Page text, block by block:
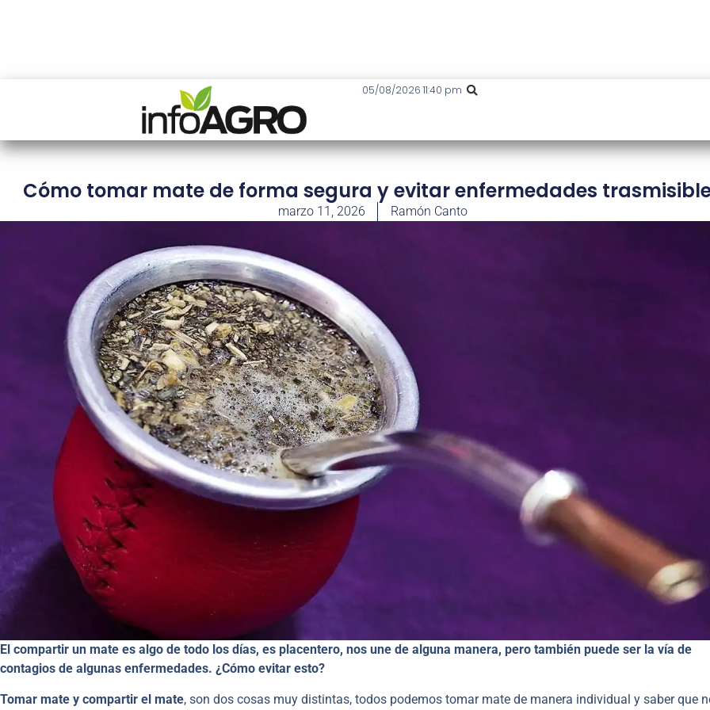
05/08/2026 11:40 pm
Cómo tomar mate de forma segura y evitar enfermedades
marzo 11, 2026 Ramón Canto
El compartir un mate es algo de todo los días, es placentero, nos une de alguna manera, pero también puede ser la vía de
contagios de algunas enfermedades. ¿Cómo evitar esto?
Tomar mate y compartir el mate, son dos cosas muy distintas, todos podemos tomar mate de manera individual y saber que